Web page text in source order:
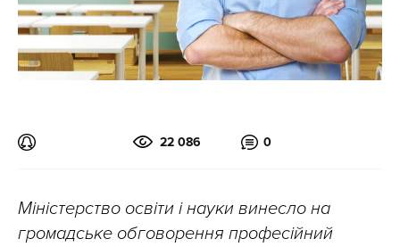
22 086 0
Міністерство освіти і науки винесло на
громадське обговорення професійний